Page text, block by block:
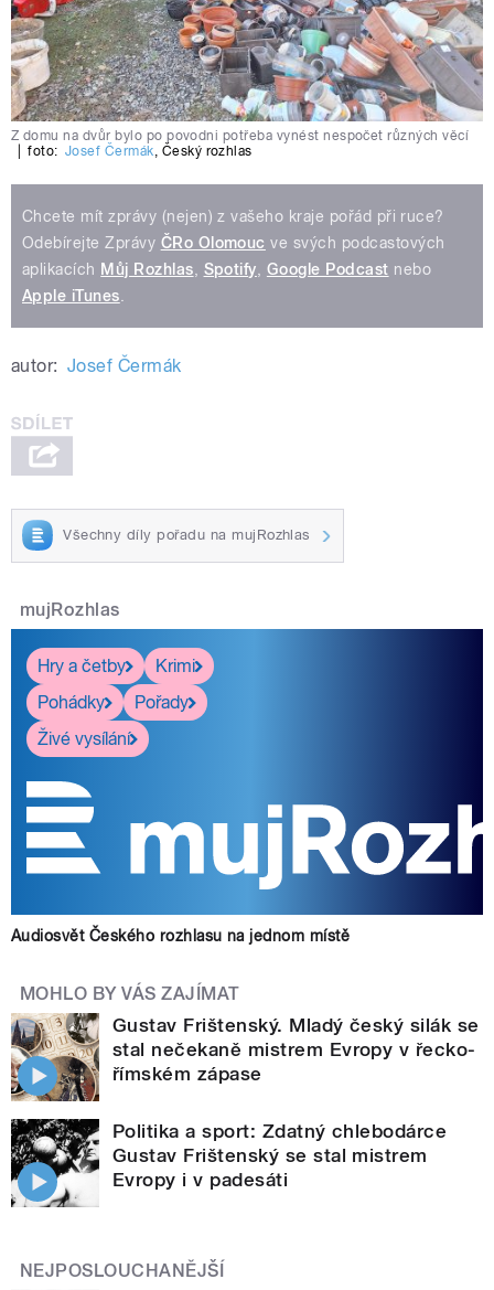
Z domu na dvůr bylo po povodni potřeba vynést nespočet různých věcí
foto: Josef Čermák Český rozhlas
Chcete mít zprávy (nejen) z vašeho kraje pořád při ruce?
Odebírejte Zprávy ČRo Olomouc ve svých podcastových
aplikacích Můj Rozhlas Spotify Google Podcast nebo
Apple iTunes
autor: Josef Čermák
Všechny díly pořadu na mujRozhlas
mujRozhlas
Hry a četby
Krimi
Pohádky
Pořady
Živé vysílání
Audiosvět Českého rozhlasu na jednom místě
MOHLO BY VÁS ZAJÍMAT
Gustav Frištenský. Mladý český silák se
stal nečekaně mistrem Evropy v řecko-
římském zápase
Politika a sport: Zdatný chlebodárce
Gustav Frištenský se stal mistrem
Evropy i v padesáti
NEJPOSLOUCHANĚJŠÍ